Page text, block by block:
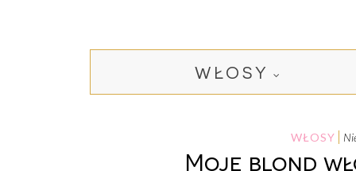
WŁOSY
WŁOSY
Moje blond